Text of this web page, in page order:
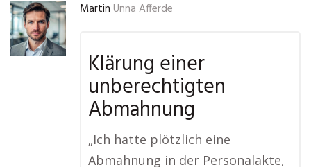
Martin Unna Afferde
Klärung einer
unberechtigten
Abmahnung
„Ich hatte plötzlich eine
Abmahnung in der Personalakte,